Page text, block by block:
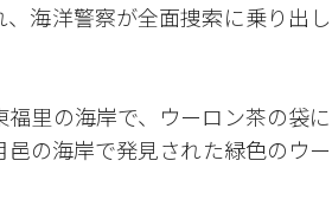
海洋警察が全面捜索に乗り出し
里の海岸で、ウーロン茶の袋に
の海岸で発見された緑色のウー